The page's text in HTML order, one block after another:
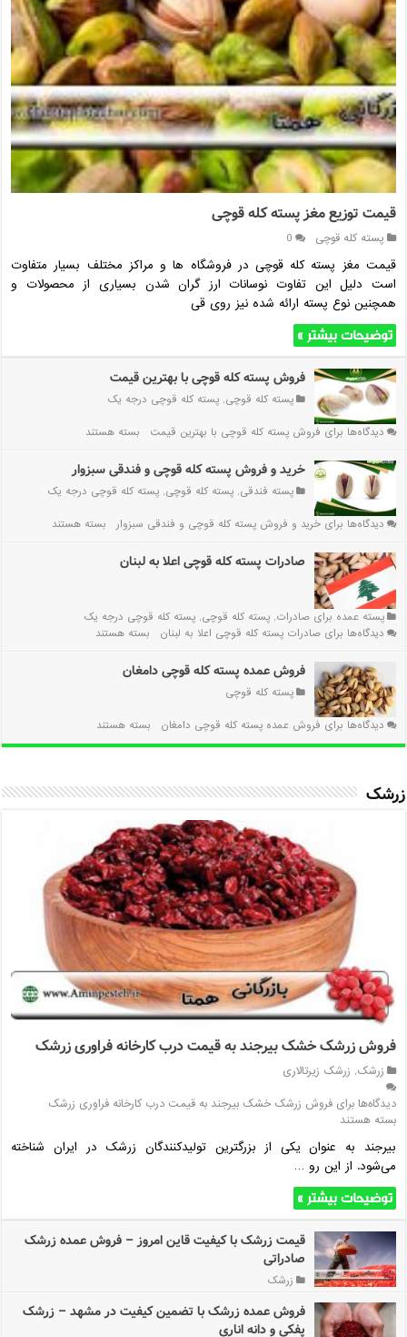
قیمت توزیع مغز پسته کله قوچی
پسته کله قوچی 0
قیمت مغز پسته کله قوچی در فروشگاه ها و مراکز مختلف بسیار متفاوت
است دلیل این تفاوت نوسانات ارز گران شدن بسیاری از محصولات و
همچنین نوع پسته ارائه شده نیز روی قی
توضیحات بیشتر »
فروش پسته کله قوچی با بهترین قیمت
پسته کله قوچی,پسته کله قوچی درجه یک
دیدگاه‌ها برای فروش پسته کله قوچی با بهترین قیمت بسته هستند
خرید و فروش پسته کله قوچی و فندقی سبزوار
پسته فندقی,پسته کله قوچی,پسته کله قوچی درجه یک
دیدگاه‌ها برای خرید و فروش پسته کله قوچی و فندقی سبزوار بسته هستند
صادرات پسته کله قوچی اعلا به لبنان
پسته عمده برای صادرات,پسته کله قوچی,پسته کله قوچی درجه یک
دیدگاه‌ها برای صادرات پسته کله قوچی اعلا به لبنان بسته هستند
فروش عمده پسته کله قوچی دامغان
پسته کله قوچی
دیدگاه‌ها برای فروش عمده پسته کله قوچی دامغان بسته هستند
زرشک
فروش زرشک خشک بیرجند به قیمت درب کارخانه فراوری زرشک
زرشک, زرشک زیرتالاری
دیدگاه‌هابرای فروش زرشک خشک بیرجند به قیمت درب کارخانه فراوری زرشک
بسته هستند
بیرجند به عنوان یکی از بزرگترین تولیدکنندگان زرشک در ایران شناخته
می‌شود. از این رو …
توضیحات بیشتر »
قیمت زرشک با کیفیت قاین امروز – فروش عمده زرشک
صادراتی
زرشک
دیدگاه‌هابرای قیمت زرشک با کیفیت قاین امروز – فروش عمده زرشک صادراتی
بسته هستند
فروش عمده زرشک با تضمین کیفیت در مشهد – زرشک
پفکی و دانه اناری